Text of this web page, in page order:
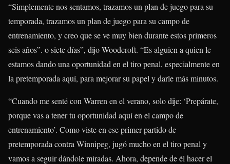
“Simplemente nos sentamos, trazamos un plan de juego para su
temporada, trazamos un plan de juego para su campo de
entrenamiento, y creo que se ve muy bien durante estos primeros
seis años”. o siete días”, dijo Woodcroft. “Es alguien a quien le
estamos dando una oportunidad en el tiro penal, especialmente en
la pretemporada aquí, para mejorar su papel y darle más minutos.
“Cuando me senté con Warren en el verano, solo dije: ‘Prepárate,
porque vas a tener tu oportunidad aquí en el campo de
entrenamiento’. Como viste en ese primer partido de
pretemporada contra Winnipeg, jugó mucho en el tiro penal y
vamos a seguir dándole miradas. Ahora, depende de él hacer el